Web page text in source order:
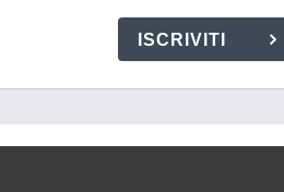
ISCRIVITI